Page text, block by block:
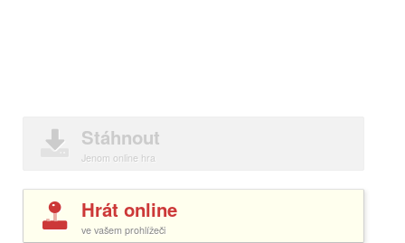
Stáhnout
Jenom online hra
Hrát online
ve vašem prohlížeči